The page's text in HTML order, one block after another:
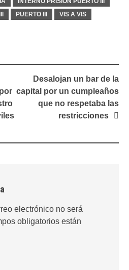
PUERTO III VIS A VIS
Desalojan un bar de la
capital por un cumpleaños
que no respetaba las
restricciones
electrónico no será
obligatorios están